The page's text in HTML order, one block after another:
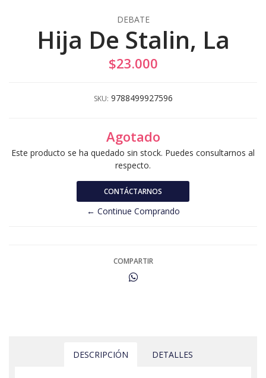
DEBATE
Hija De Stalin, La
$23.000
SKU: 9788499927596
Agotado
Este producto se ha quedado sin stock. Puedes consultarnos al
respecto.
CONTÁCTARNOS
← Continue Comprando
COMPARTIR
DESCRIPCIÓN DETALLES